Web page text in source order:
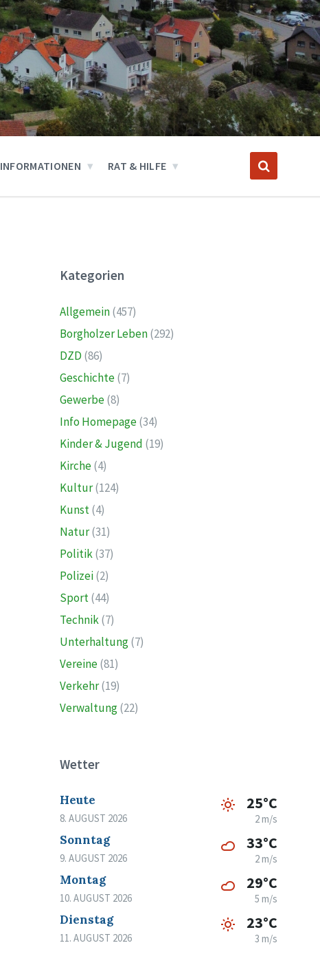
INFORMATIONEN RAT & HILFE
Kategorien
Allgemein(457)
Borgholzer Leben(292)
DZD (86)
Geschichte(7)
Gewerbe(8)
Info Homepage(34)
Kinder & Jugend (19)
Kirche(4)
Kultur(124)
Kunst(4)
Natur(31)
Politik(37)
Polizei(2)
Sport(44)
Technik(7)
Unterhaltung(7)
Vereine(81)
Verkehr(19)
Verwaltung(22)
Wetter
Heute
8. AUGUST 2026
25°C
2 m/s
Sonntag
9. AUGUST 2026
33°C
2 m/s
Montag
10. AUGUST 2026
29°C
5 m/s
Dienstag
11. AUGUST 2026
23°C
3 m/s